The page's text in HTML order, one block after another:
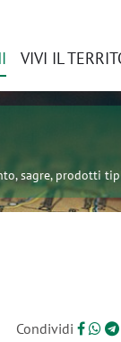
VIVI IL
sagre, prodotti
Condividi